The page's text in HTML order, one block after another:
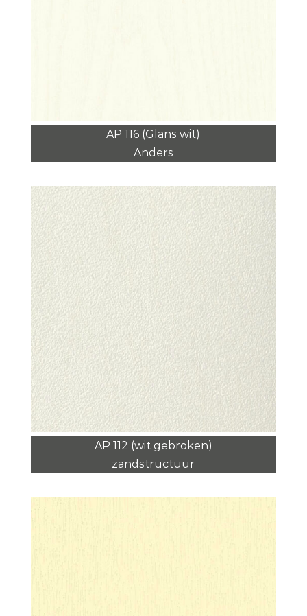
AP 116 (Glans wit)
Anders
AP 112 (wit gebroken)
zandstructuur